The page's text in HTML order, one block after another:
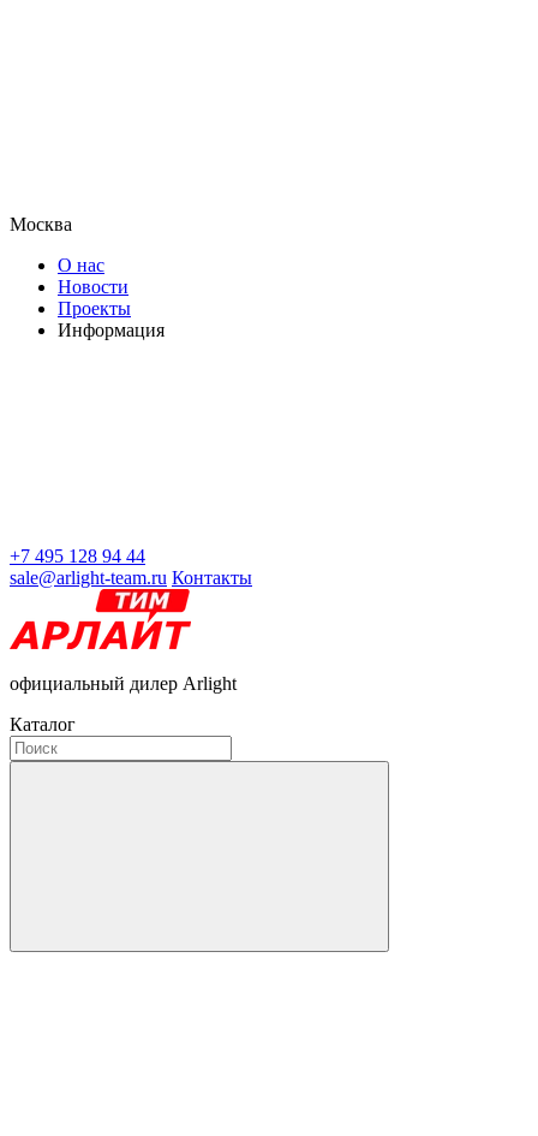
Москва
О нас
Новости
Проекты
Информация
+7 495 128 94 44
sale@arlight-team.ru Контакты
официальный дилер Arlight
Каталог